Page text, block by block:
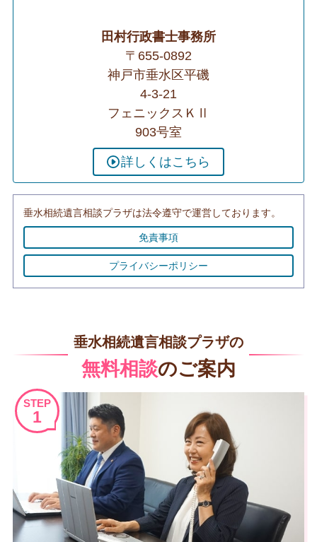
田村行政書士事務所
〒655-0892
神戸市垂水区平磯
4-3-21
フェニックスＫⅡ
903号室
詳しくはこちら
垂水相続遺言相談プラザは法令遵守で運営しております。
免責事項
プライバシーポリシー
垂水相続遺言相談プラザの
無料相談のご案内
STEP
1